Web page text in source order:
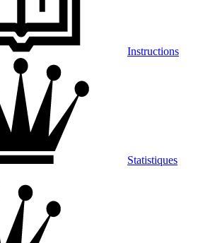
Instructions
Statistiques